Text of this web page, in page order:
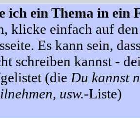
ich ein Thema in ein
klicke einfach auf
Es kann sein,
schreiben kannst -
(die Du kannst
usw.-Liste)